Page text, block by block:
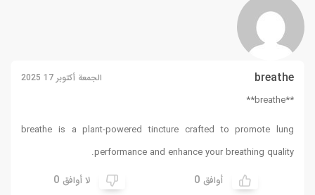
breathe الجمعة أكتوبر 17 2025
**breathe**
breathe is a plant-powered tincture crafted to promote lung
performance and enhance your breathing quality.
أوافق 0 لا أوافق 0